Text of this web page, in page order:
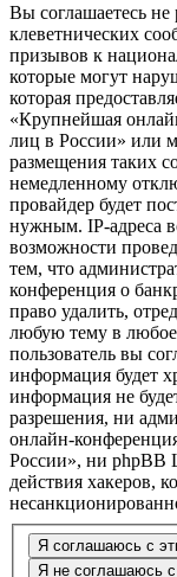
Вы соглашаетесь
клеветнических
призывов к
которые могут
которая
«Крупнейшая
лиц в России» или
размещения таких
немедленному
провайдер будет
нужным. IP-адреса
возможности
тем, что
конференция о
право удалить,
любую тему в
пользователь вы
информация будет
информация не
разрешения, ни
онлайн-
России», ни phpBB
действия хакеров,